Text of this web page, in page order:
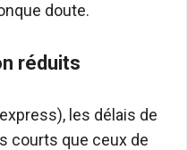
doute.
réduits
les délais de
courts que ceux de